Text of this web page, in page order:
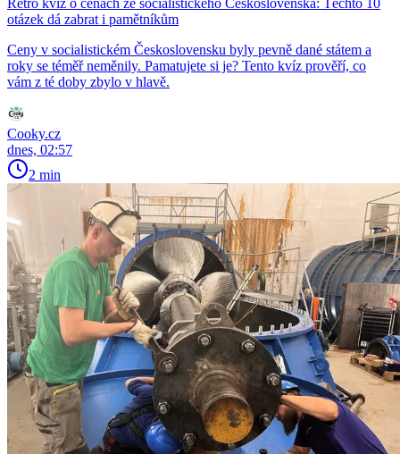
Retro kvíz o cenách ze socialistického Československa: Těchto 10
otázek dá zabrat i pamětníkům
Ceny v socialistickém Československu byly pevně dané státem a
roky se téměř neměnily. Pamatujete si je? Tento kvíz prověří, co
vám z té doby zbylo v hlavě.
Cooky.cz
dnes, 02:57
2 min